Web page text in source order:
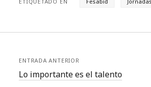
ENTRADA ANTERIOR
Lo importante es el talento